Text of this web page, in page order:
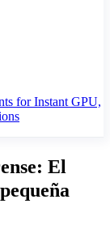
for Instant GPU,
El